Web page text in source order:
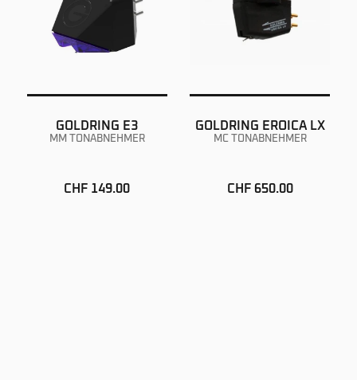
GOLDRING E3
MM TONABNEHMER
CHF 149.00
GOLDRING EROICA LX
MC TONABNEHMER
CHF 650.00